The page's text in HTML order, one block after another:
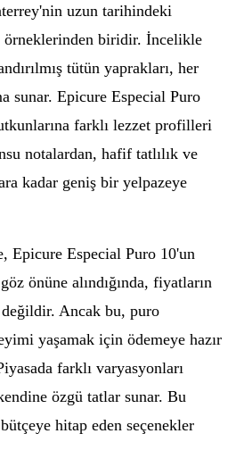
uzun tarihindeki
örneklerinden biridir. İncelikle
tütün yaprakları, her
sunar. Epicure Especial Puro
farklı lezzet profilleri
notalardan, hafif tatlılık ve
kadar geniş bir yelpazeye
Epicure Especial Puro 10'un
önüne alındığında, fiyatların
değildir. Ancak bu, puro
yaşamak için ödemeye hazır
farklı varyasyonları
özgü tatlar sunar. Bu
hitap eden seçenekler